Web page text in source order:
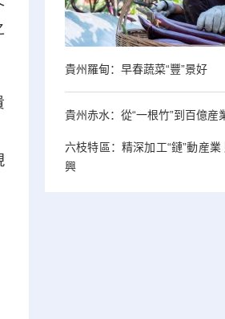
貴州羅甸：早春蔬菜“豐”景好
貴州赤水：從“一根竹”到百億産
六枝特區：精深加工“鏈”動産
興